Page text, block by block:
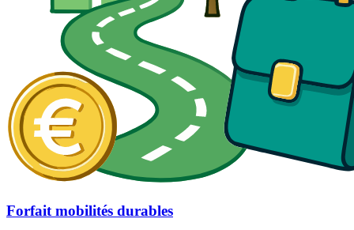
Forfait mobilités durables